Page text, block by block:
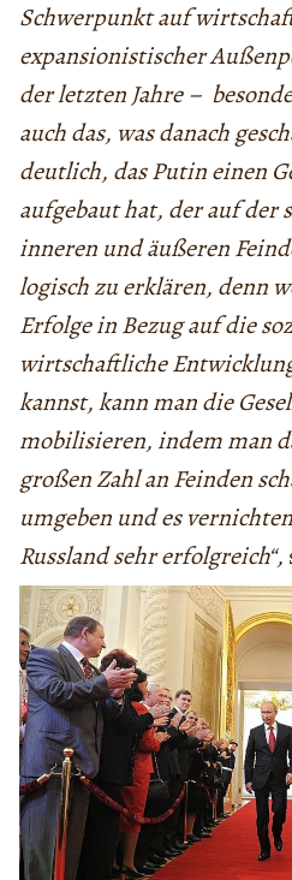
Schwerpunkt auf
expansionistischer
der letzten Jahre –
auch das, was danach
deutlich, das Putin einen
aufgebaut hat, der auf der
inneren und äußeren
logisch zu erklären, denn
Erfolge in Bezug auf die
wirtschaftliche
kannst, kann man die
mobilisieren, indem man
großen Zahl an Feinden
umgeben und es
Russland sehr erfolgreich“,